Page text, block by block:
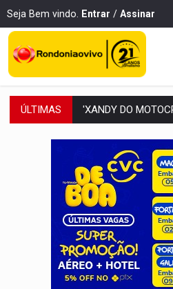
Seja Bem vindo. Entrar / Assinar
ÚLTIMAS PESO DO VOTO:Cinco
COLUNA SEMANAL:
SOB SUSPEITA:
ARTIGO: Reter até 50%
DO HOSPITAL AO
EXPANSÃO:Grupo Nova
ROTA GLOBAL: PCC